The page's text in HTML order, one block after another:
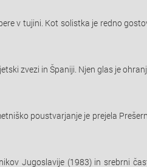
v tujini. Kot solistka je redno
zvezi in Španiji. Njen glas je
poustvarjanje je prejela
Jugoslavije (1983) in srebrni